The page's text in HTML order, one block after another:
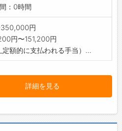
：0時間
円
円〜151,200円
定額的に支払われる手当）...
詳細を見る